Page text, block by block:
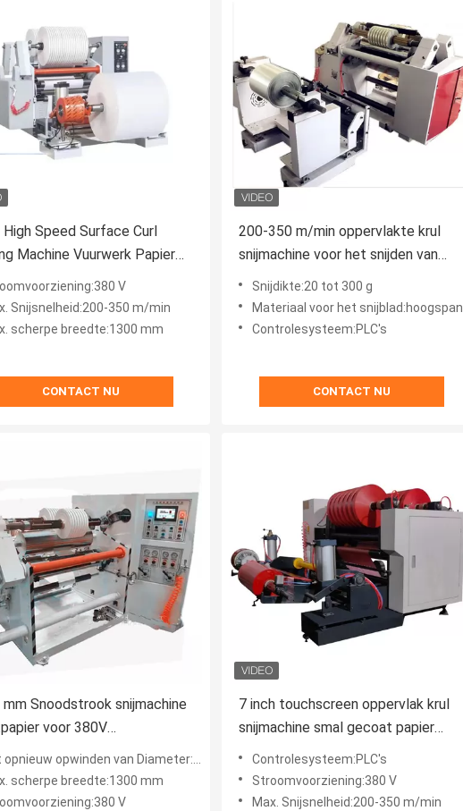
Speed Surface Curl
Machine Vuurwerk Papier
600 mm
V
Snijsnelheid:200-350 m/min
scherpe breedte:1300 mm
CONTACT NU
200-350 m/min oppervlakte krul
snijmachine voor het snijden van
smalle strepen
Snijdikte:20 tot 300 g
Materiaal voor het snijblad:hoogspanningsstaal
Controlesysteem:PLC's
CONTACT NU
mm Snoodstrook snijmachine
voor 380V
opwinden van Diameter:450 mm
scherpe breedte:1300 mm
V
7 inch touchscreen oppervlak krul
snijmachine smal gecoat papier
smal strook snijmachine 450mm
Controlesysteem:PLC's
Stroomvoorziening:380 V
Max. Snijsnelheid:200-350 m/min